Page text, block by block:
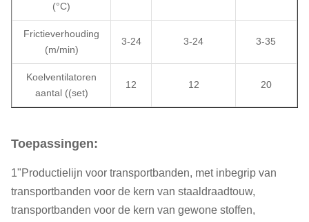
(°C)
Frictieverhouding
(m/min)
3-24 3-24 3-35
Koelventilatoren
aantal ((set)
12 12 20
Toepassingen:
1"Productielijn voor transportbanden, met inbegrip van
transportbanden voor de kern van staaldraadtouw,
transportbanden voor de kern van gewone stoffen,